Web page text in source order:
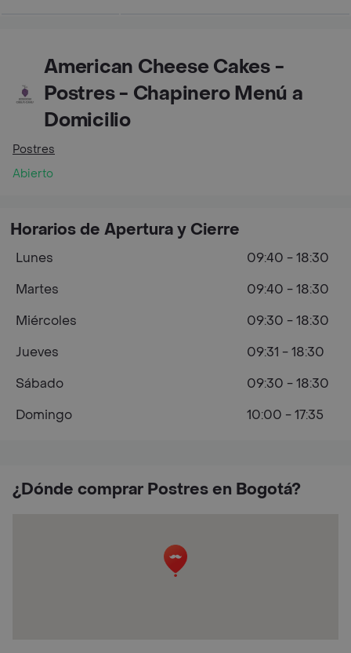
American Cheese Cakes -
Postres - Chapinero Menú a
Domicilio
Postres
Abierto
¿Dónde comprar Postres en Bogotá?
Horarios de Apertura y Cierre
Lunes
09:40 - 18:30
Martes
09:40 - 18:30
Miércoles
09:30 - 18:30
Jueves
09:31 - 18:30
Sábado
09:30 - 18:30
Domingo
10:00 - 17:35